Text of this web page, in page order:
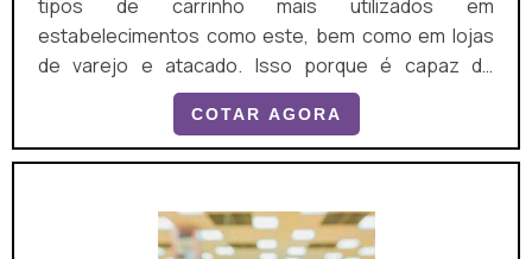
tipos de carrinho mais utilizados em
estabelecimentos como este, bem como em lojas
de varejo e atacado. Isso porque é capaz de
proporcionar a segurança e a praticidade
necessárias para que uma compra seja
efetuada.MAIS INFORMAÇÕES SOBRE O
supermercados poucas vezes ao mês, preferindo
comprar de uma única vez as suas necessidades
COTAR AGORA